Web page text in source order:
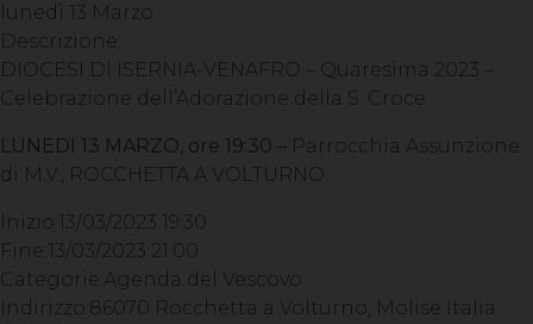
lunedì 13 Marzo
Descrizione:
DIOCESI DI ISERNIA-VENAFRO – Quaresima 2023 –
Celebrazione dell’Adorazione della S. Croce
LUNEDI 13 MARZO, ore 19:30 – Parrocchia Assunzione
di M.V., ROCCHETTA A VOLTURNO
Inizio: 13/03/2023 19:30
Fine: 13/03/2023 21:00
Categorie: Agenda del Vescovo
Indirizzo: 86070 Rocchetta a Volturno, Molise Italia